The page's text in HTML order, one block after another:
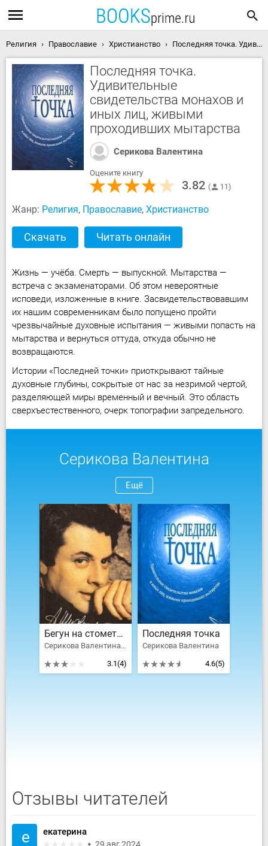
Религия Православие Христианство Последняя точка. Удивительные свидетельства монахов и иных лиц, живыми проходивших мытарства скачать книгу
Последняя точка.
Удивительные
свидетельства монахов и
иных лиц, живыми
проходивших мытарства
Серикова Валентина
Оцените книгу
3.82 11
Жанр: Религия, Православие, Христианство
Скачать Читать онлайн
Жизнь — учёба. Смерть — выпускной. Мытарства —
встреча с экзаменаторами. Об этом невероятные
исповеди, изложенные в книге. Засвидетельствовавшим
их нашим современникам было попущено пройти
чрезвычайные духовные испытания — живыми попасть на
мытарства и вернуться оттуда, откуда обычно не
возвращаются.
Истории «Последней точки» приоткрывают тайные
духовные глубины, сокрытые от нас за незримой чертой,
разделяющей миры временный и вечный. Это область
сверхъестественного, очерк топографии запредельного.
Серикова Валентина
Ещё
Бегун на стометровые дистанции
Серикова Валентина, Ширвиндт Александр Анатольевич
3.1(4)
Последняя точка
Серикова Валентина
4.6(5)
Отзывы читателей
е екатерина